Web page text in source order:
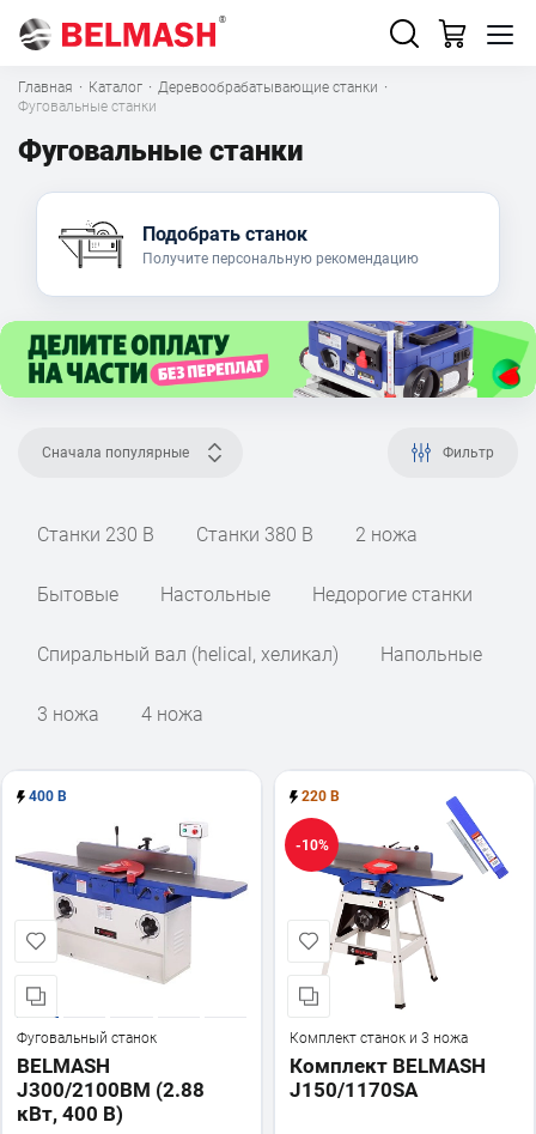
Главная · Каталог · Деревообрабатывающие станки ·
Фуговальные станки
Фуговальные станки
Подобрать станок
Получите персональную рекомендацию
Сначала популярные Фильтр
Станки 230 В Станки 380 В 2 ножа
Бытовые Настольные Недорогие станки
Спиральный вал (helical, хеликал) Напольные
3 ножа 4 ножа
400 В
Фуговальный станок
BELMASH
J300/2100ВМ (2.88
кВт, 400 В)
220 В
-10%
Комплект станок и 3 ножа
Комплект BELMASH
J150/1170SA